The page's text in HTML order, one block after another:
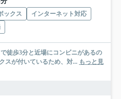
ックス
インターネット対応
徒歩3分と近場にコンビニがあるの
スが付いているため、対... もっと見